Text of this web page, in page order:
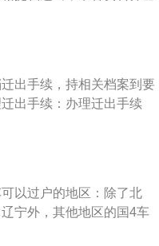
案带回要上户的当地车管
号牌，该号牌应妥善保
。
出手续，持相关档案到要
出手续：办理迁出手续
为30天的临时行驶号牌，
规定：《机动车登记规
转移登记。机动车所有人
行为和交通事故处理完
以过户的地区：除了北
宁外，其他地区的国4车
车管所相关事宜，避免不